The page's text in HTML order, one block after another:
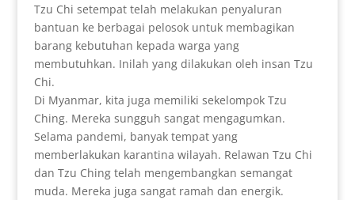
Tzu Chi setempat telah melakukan penyaluran
bantuan ke berbagai pelosok untuk membagikan
barang kebutuhan kepada warga yang
membutuhkan. Inilah yang dilakukan oleh insan Tzu
Chi.
Di Myanmar, kita juga memiliki sekelompok Tzu
Ching. Mereka sungguh sangat mengagumkan.
Selama pandemi, banyak tempat yang
memberlakukan karantina wilayah. Relawan Tzu Chi
dan Tzu Ching telah mengembangkan semangat
muda. Mereka juga sangat ramah dan energik.